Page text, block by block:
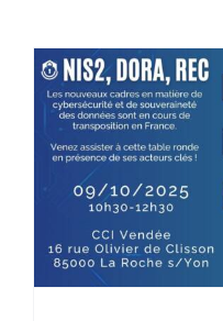
CONTACT